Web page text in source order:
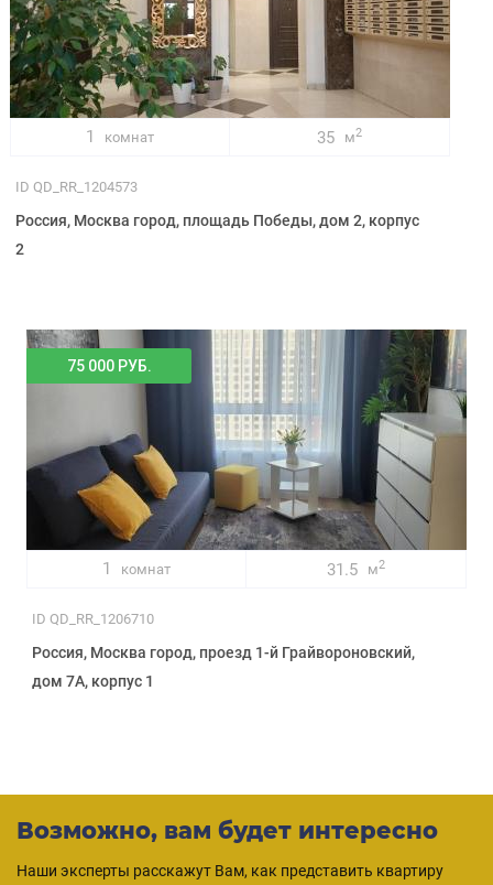
1 комнат 35 м2
ID QD_RR_1204573
Россия, Москва город, площадь Победы, дом 2, корпус
2
75 000 РУБ.
1 комнат 31.5 м2
ID QD_RR_1206710
Россия, Москва город, проезд 1-й Грайвороновский,
дом 7А, корпус 1
Возможно, вам будет интересно
Наши эксперты расскажут Вам, как представить квартиру